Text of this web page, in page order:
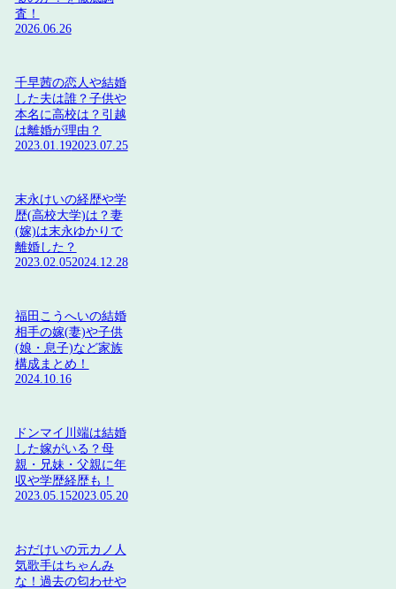
査！
2026.06.26
千早茜の恋人や結婚
した夫は誰？子供や
本名に高校は？引越
は離婚が理由？
2023.01.192023.07.25
末永けいの経歴や学
歴(高校大学)は？妻
(嫁)は末永ゆかりで
離婚した？
2023.02.052024.12.28
福田こうへいの結婚
相手の嫁(妻)や子供
(娘・息子)など家族
構成まとめ！
2024.10.16
ドンマイ川端は結婚
した嫁がいる？母
親・兄妹・父親に年
収や学歴経歴も！
2023.05.152023.05.20
おだけいの元カノ人
気歌手はちゃんみ
な！過去の匂わせや